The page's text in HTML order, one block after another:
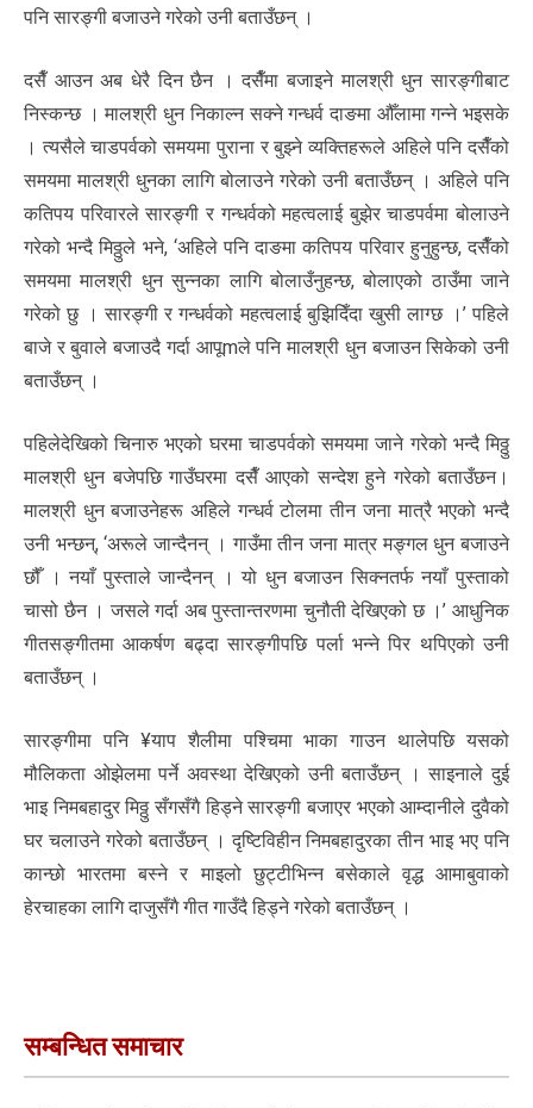
पनि सारङ्गी बजाउने गरेको उनी बताउँछन् ।
दसैँ आउन अब धेरै दिन छैन । दसैँमा बजाइने मालश्री धुन सारङ्गीबाट
निस्कन्छ । मालश्री धुन निकाल्न सक्ने गन्धर्व दाङमा औँलामा गन्ने भइसके
। त्यसैले चाडपर्वको समयमा पुराना र बुझ्ने व्यक्तिहरूले अहिले पनि दसैँको
समयमा मालश्री धुनका लागि बोलाउने गरेको उनी बताउँछन् । अहिले पनि
कतिपय परिवारले सारङ्गी र गन्धर्वको महत्वलाई बुझेर चाडपर्वमा बोलाउने
गरेको भन्दै मिठ्ठुले भने, ‘अहिले पनि दाङमा कतिपय परिवार हुनुहुन्छ, दसैँको
समयमा मालश्री धुन सुन्नका लागि बोलाउँनुहन्छ, बोलाएको ठाउँमा जाने
गरेको छु । सारङ्गी र गन्धर्वको महत्वलाई बुझिदिँदा खुसी लाग्छ ।’ पहिले
बाजे र बुवाले बजाउदै गर्दा आपूmले पनि मालश्री धुन बजाउन सिकेको उनी
बताउँछन् ।
पहिलेदेखिको चिनारु भएको घरमा चाडपर्वको समयमा जाने गरेको भन्दै मिठ्ठु
मालश्री धुन बजेपछि गाउँघरमा दसैँ आएको सन्देश हुने गरेको बताउँछन।
मालश्री धुन बजाउनेहरू अहिले गन्धर्व टोलमा तीन जना मात्रै भएको भन्दै
उनी भन्छन्, ‘अरूले जान्दैनन् । गाउँमा तीन जना मात्र मङ्गल धुन बजाउने
छौँ । नयाँ पुस्ताले जान्दैनन् । यो धुन बजाउन सिक्नतर्फ नयाँ पुस्ताको
चासो छैन । जसले गर्दा अब पुस्तान्तरणमा चुनौती देखिएको छ ।’ आधुनिक
गीतसङ्गीतमा आकर्षण बढ्दा सारङ्गीपछि पर्ला भन्ने पिर थपिएको उनी
बताउँछन् ।
सारङ्गीमा पनि ¥याप शैलीमा पश्चिमा भाका गाउन थालेपछि यसको
मौलिकता ओझेलमा पर्ने अवस्था देखिएको उनी बताउँछन् । साइनाले दुई
भाइ निमबहादुर मिठ्ठु सँगसँगै हिड्ने सारङ्गी बजाएर भएको आम्दानीले दुवैको
घर चलाउने गरेको बताउँछन् । दृष्टिविहीन निमबहादुरका तीन भाइ भए पनि
कान्छो भारतमा बस्ने र माइलो छुट्टीभिन्न बसेकाले वृद्ध आमाबुवाको
हेरचाहका लागि दाजुसँगै गीत गाउँदै हिड्ने गरेको बताउँछन् ।
सम्बन्धित समाचार